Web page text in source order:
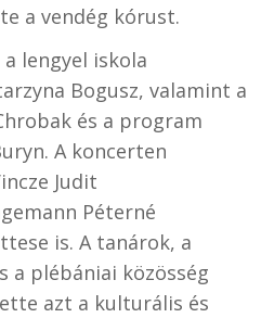
a vendég kórust.
lengyel iskola
Bogusz, valamint a
és a program
A koncerten
Judit
Péterné
is. A tanárok, a
a plébániai közösség
azt a kulturális és